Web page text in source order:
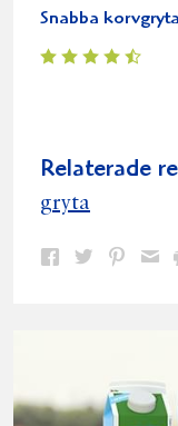
Snabba
Relaterade
gryta
Dela Dela Dela